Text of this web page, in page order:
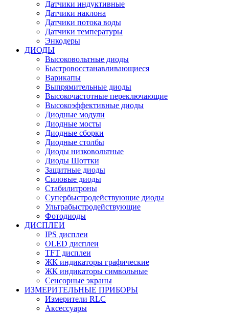
Датчики индуктивные
Датчики наклона
Датчики потока воды
Датчики температуры
Энкодеры
ДИОДЫ
Высоковольтные диоды
Быстровосстанавливающиеся
Варикапы
Выпрямительные диоды
Высокочастотные переключающие
Высокоэффективные диоды
Диодные модули
Диодные мосты
Диодные сборки
Диодные столбы
Диоды низковольтные
Диоды Шоттки
Защитные диоды
Силовые диоды
Стабилитроны
Супербыстродействующие диоды
Ультрабыстродействующие
Фотодиоды
ДИСПЛЕИ
IPS дисплеи
OLED дисплеи
TFT дисплеи
ЖК индикаторы графические
ЖК индикаторы символьные
Сенсорные экраны
ИЗМЕРИТЕЛЬНЫЕ ПРИБОРЫ
Измерители RLC
Аксессуары